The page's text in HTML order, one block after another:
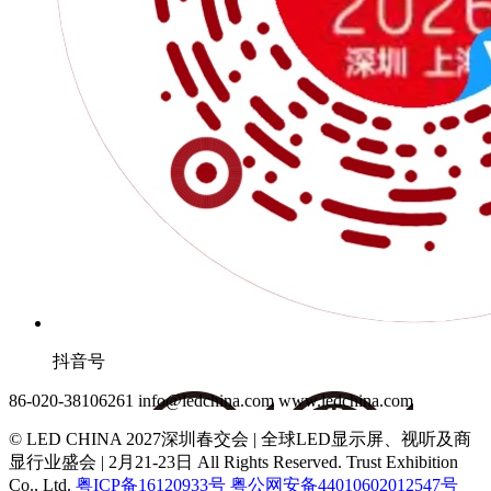
抖音号
86-020-38106261 info@ledchina.com www.ledchina.com
© LED CHINA 2027深圳春交会 | 全球LED显示屏、视听及商
显行业盛会 | 2月21-23日 All Rights Reserved. Trust Exhibition
Co., Ltd. 粤ICP备16120933号 粤公网安备44010602012547号